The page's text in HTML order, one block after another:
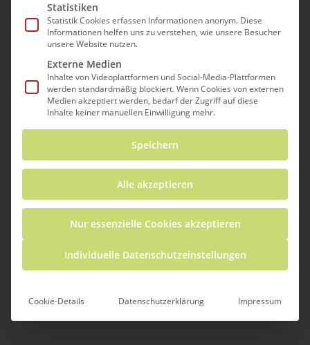
Versuche ein Giraffenmuster zu zeichnen!
Welche Formen hast du verwendet?
Runde oder eckige? Dreiecke? Vierecke? oder
verwendet?
Statistiken
Statistik Cookies erfassen Informationen anonym. Diese
Informationen helfen uns zu verstehen, wie unsere Besucher
unsere Website nutzen.
Externe Medien
Inhalte von Videoplattformen und Social-Media-Plattformen
werden standardmäßig blockiert. Wenn Cookies von externen
Medien akzeptiert werden, bedarf der Zugriff auf diese
Inhalte keiner manuellen Einwilligung mehr.
Speichern
Alle akzeptieren
Nur essenzielle Cookies akzeptieren
Individuelle Datenschutzeinstellungen
Cookie-Details Datenschutzerklärung Impressum